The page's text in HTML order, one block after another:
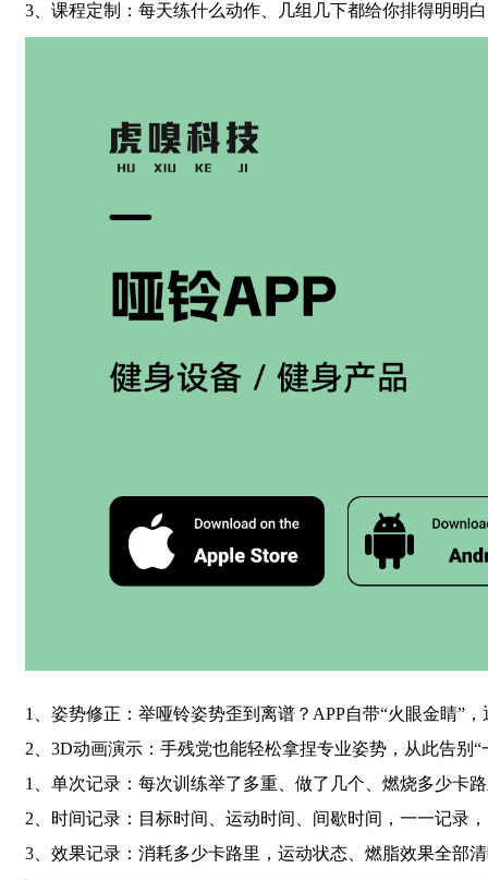
3、课程定制：每天练什么动作、几组几下都给你排得明明
1、姿势修正：举哑铃姿势歪到离谱？ APP自带“火眼金睛”
2、 3D动画演示：手残党也能轻松拿捏专业姿势，从此告别
1、单次记录：每次训练举了多重、做了几个、燃烧多少卡
2、时间记录：目标时间、运动时间、间歇时间，一一记录，
3、效果记录：消耗多少卡路里，运动状态、燃脂效果全部